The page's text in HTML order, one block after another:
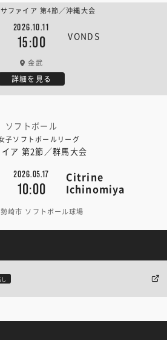
2026.10.11
15:00 VONDS
ァイア 第4節／沖縄大会
金武
詳細を見る
ソフトボール
子ソフトボールリーグ
ア 第2節／群馬大会
2026.05.17
10:00
Citrine
Ichinomiya
崎市 ソフトボール球場
し